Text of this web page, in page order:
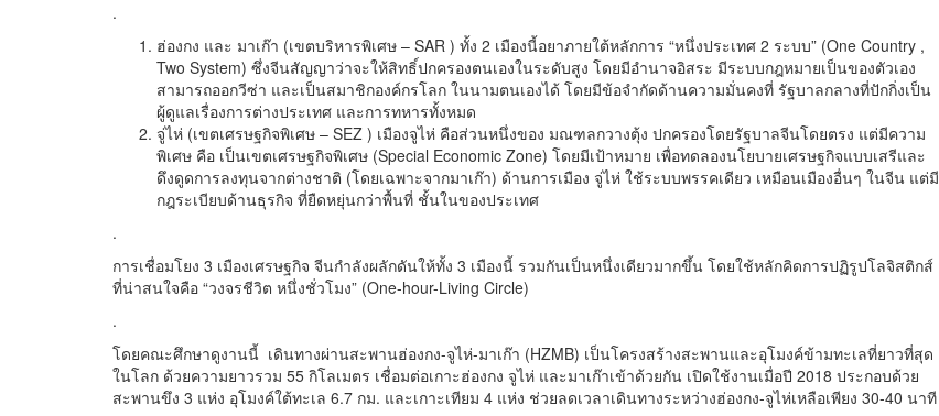
.
ฮ่องกง และ มาเก๊า (เขตบริหารพิเศษ – SAR ) ทั้ง 2 เมืองนี้อยาภายใต้หลักการ “หนึ่งประเทศ 2 ระบบ” (One Country ,
Two System) ซึ่งจีนสัญญาว่าจะให้สิทธิ์ปกครองตนเองในระดับสูง โดยมีอำนาจอิสระ มีระบบกฎหมายเป็นของตัวเอง
สามารถออกวีซ่า และเป็นสมาชิกองค์กรโลก ในนามตนเองได้ โดยมีข้อจำกัดด้านความมั่นคงที่ รัฐบาลกลางที่ปักกิ่งเป็น
ผู้ดูแลเรื่องการต่างประเทศ และการทหารทั้งหมด
จู่ไห่ (เขตเศรษฐกิจพิเศษ – SEZ ) เมืองจูไห่ คือส่วนหนึ่งของ มณฑลกวางตุ้ง ปกครองโดยรัฐบาลจีนโดยตรง แต่มีความ
พิเศษ คือ เป็นเขตเศรษฐกิจพิเศษ (Special Economic Zone) โดยมีเป้าหมาย เพื่อทดลองนโยบายเศรษฐกิจแบบเสรีและ
ดึงดูดการลงทุนจากต่างชาติ (โดยเฉพาะจากมาเก๊า) ด้านการเมือง จู่ไห่ ใช้ระบบพรรคเดียว เหมือนเมืองอื่นๆ ในจีน แต่มี
กฎระเบียบด้านธุรกิจ ที่ยืดหยุ่นกว่าพื้นที่ ชั้นในของประเทศ
.
การเชื่อมโยง 3 เมืองเศรษฐกิจ จีนกำลังผลักดันให้ทั้ง 3 เมืองนี้ รวมกันเป็นหนึ่งเดียวมากขึ้น โดยใช้หลักคิดการปฏิรูปโลจิสติกส์
ที่น่าสนใจคือ “วงจรชีวิต หนึ่งชั่วโมง” (One-hour-Living Circle)
.
โดยคณะศึกษาดูงานนี้ เดินทางผ่านสะพานฮ่องกง-จูไห่-มาเก๊า (HZMB) เป็นโครงสร้างสะพานและอุโมงค์ข้ามทะเลที่ยาวที่สุด
ในโลก ด้วยความยาวรวม 55 กิโลเมตร เชื่อมต่อเกาะฮ่องกง จูไห่ และมาเก๊าเข้าด้วยกัน เปิดใช้งานเมื่อปี 2018 ประกอบด้วย
สะพานขึง 3 แห่ง อุโมงค์ใต้ทะเล 6.7 กม. และเกาะเทียม 4 แห่ง ช่วยลดเวลาเดินทางระหว่างฮ่องกง-จูไห่เหลือเพียง 30-40 นาที